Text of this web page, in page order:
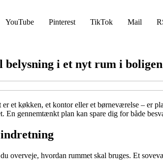
YouTube Pinterest TikTok Mail
belysning i et nyt rum i boligen
et køkken, et kontor eller et børneværelse –
En gennemtænkt plan kan spare dig for både
overveje, hvordan rummet skal bruges. Et